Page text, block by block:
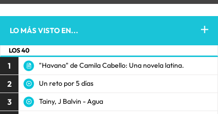
LO MÁS VISTO EN...
LOS 40
1 "Havana" de Camila Cabello: Una novela latina.
2 Un reto por 5 días
3 Tainy, J Balvin - Agua